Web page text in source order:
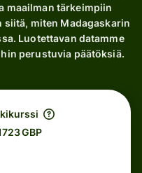
maailman tärkeimpiin
siitä, miten Madagaskarin
Luotettavan datamme
perustuvia päätöksiä.
GBP